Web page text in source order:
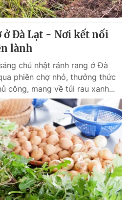
Vươn mình bằng AI
VTV8
English
hình Việt Nam
VTV
ở Đà Lạt - Nơi kết nối
lành
chủ nhật rảnh rang ở Đà
phiên chợ nhỏ, thưởng thức
công, mang về túi rau xanh...